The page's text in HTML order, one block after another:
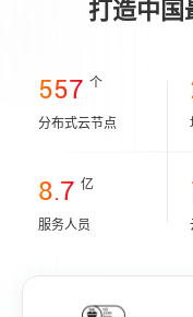
打造中国
557 个
分布式云节点
8.7 亿
服务人员